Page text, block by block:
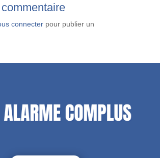
connecterpour publier un